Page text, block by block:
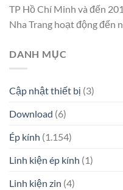
TP Hồ Chí Minh và đến
Nha Trang hoạt động đến
DANH MỤC
Cập nhật thiết bị (3)
Download (6)
Ép kính (1.154)
Linh kiện ép kính (1)
Linh kiện zin (4)